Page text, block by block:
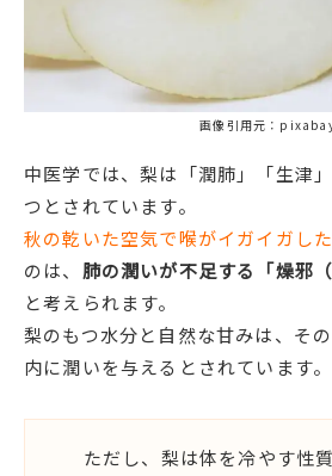
画像引用元：
中医学では、梨は「潤肺」「生津
つとされています。
秋の乾いた空気で喉がイガイガし
のは、 肺の潤いが不足する「燥邪
と考えられます。
梨のもつ水分と自然な甘みは、そ
内に潤いを与えるとされています。
ただし、梨は体を冷やす性